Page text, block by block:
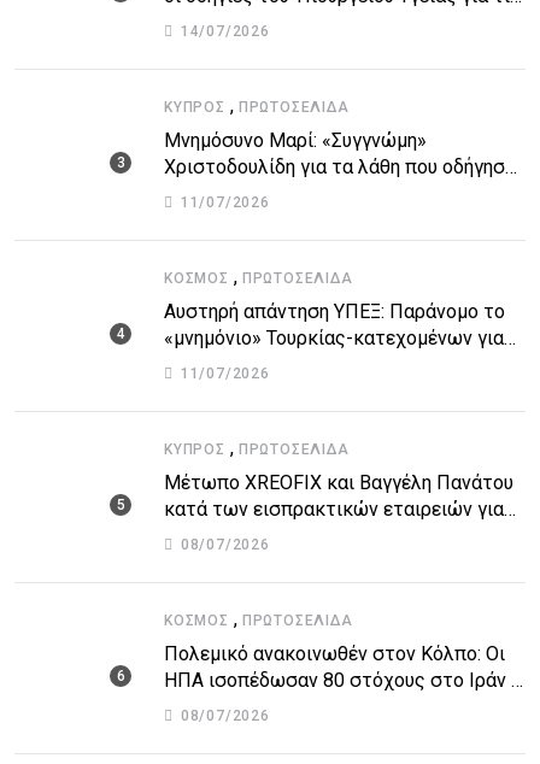
υψηλές θερμοκρασίες
14/07/2026
ΚΎΠΡΟΣ , ΠΡΩΤΟΣΈΛΙΔΑ
Μνημόσυνο Μαρί: «Συγγνώμη»
Χριστοδουλίδη για τα λάθη που οδήγησαν
στην τραγωδία
11/07/2026
ΚΌΣΜΟΣ , ΠΡΩΤΟΣΈΛΙΔΑ
Αυστηρή απάντηση ΥΠΕΞ: Παράνομο το
«μνημόνιο» Τουρκίας-κατεχομένων για
τον υποθαλάσσιο αγωγό
11/07/2026
ΚΎΠΡΟΣ , ΠΡΩΤΟΣΈΛΙΔΑ
Μέτωπο XREOFIX και Βαγγέλη Πανάτου
κατά των εισπρακτικών εταιρειών για
την προστασία των δανειοληπτών
08/07/2026
ΚΌΣΜΟΣ , ΠΡΩΤΟΣΈΛΙΔΑ
Πολεμικό ανακοινωθέν στον Κόλπο: Οι
ΗΠΑ ισοπέδωσαν 80 στόχους στο Ιράν –
Μπαράζ επιθέσεων σε αμερικανικές
08/07/2026